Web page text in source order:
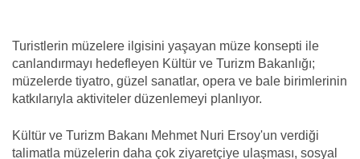
Turistlerin müzelere ilgisini yaşayan müze konsepti ile
canlandırmayı hedefleyen Kültür ve Turizm Bakanlığı;
müzelerde tiyatro, güzel sanatlar, opera ve bale birimlerinin
katkılarıyla aktiviteler düzenlemeyi planlıyor.
Kültür ve Turizm Bakanı Mehmet Nuri Ersoy'un verdiği
talimatla müzelerin daha çok ziyaretçiye ulaşması, sosyal